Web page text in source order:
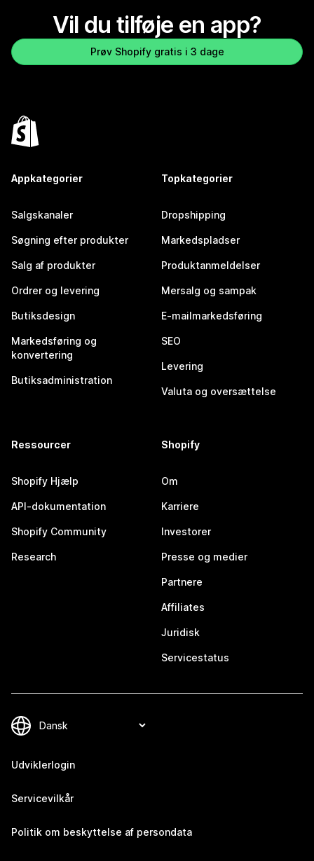
Vil du tilføje en app?
Prøv Shopify gratis i 3 dage
Appkategorier
Salgskanaler
Søgning efter produkter
Salg af produkter
Ordrer og levering
Butiksdesign
Markedsføring og
konvertering
Butiksadministration
Topkategorier
Dropshipping
Markedspladser
Produktanmeldelser
Mersalg og sampak
E-mailmarkedsføring
SEO
Levering
Valuta og oversættelse
Ressourcer
Shopify Hjælp
API-dokumentation
Shopify Community
Research
Shopify
Om
Karriere
Investorer
Presse og medier
Partnere
Affiliates
Juridisk
Servicestatus
Udviklerlogin
Servicevilkår
Politik om beskyttelse af persondata